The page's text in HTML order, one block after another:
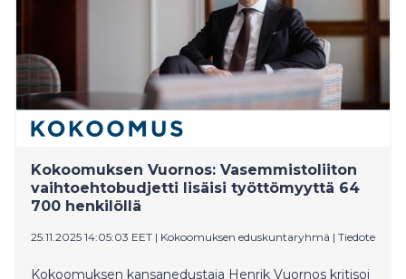
Kokoomuksen Vuornos: Vasemmistoliiton
vaihtoehtobudjetti lisäisi työttömyyttä 64
700 henkilöllä
25.11.2025 14:05:03 EET | Kokoomuksen eduskuntaryhmä | Tiedote
Kokoomuksen kansanedustaja Henrik Vuornos kritisoi